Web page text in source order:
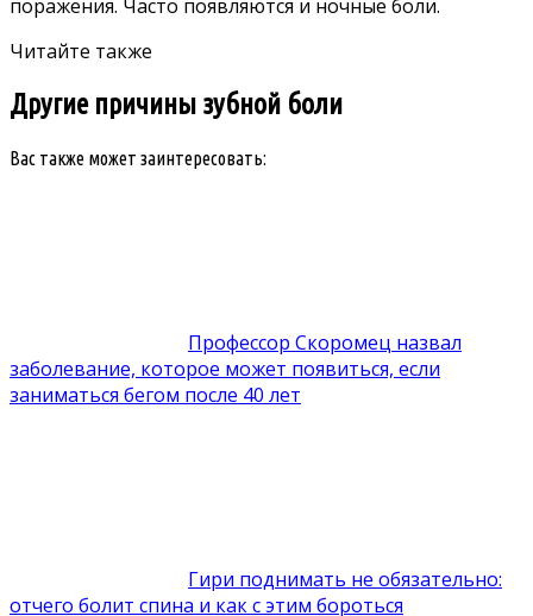
поражения. Часто появляются и ночные боли.
Читайте также
Другие причины зубной боли
Вас также может заинтересовать:
Профессор Скоромец назвал
заболевание, которое может появиться, если
заниматься бегом после 40 лет
Гири поднимать не обязательно:
отчего болит спина и как с этим бороться